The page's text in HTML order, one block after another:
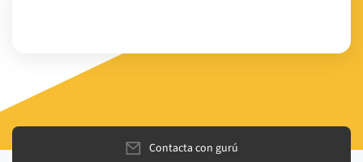
Contacta con gurú